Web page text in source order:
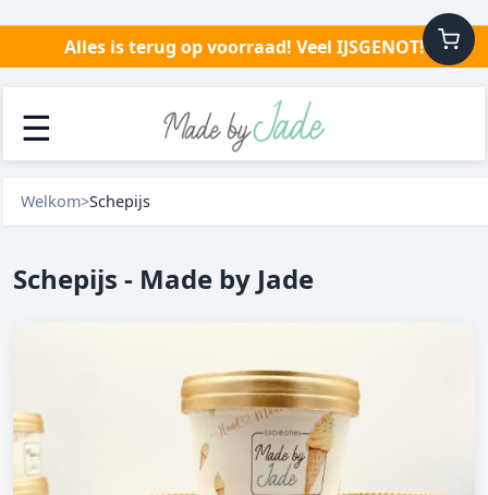
Alles is terug op voorraad! Veel IJSGENOT!
☰
Welkom>Schepijs
Schepijs - Made by Jade